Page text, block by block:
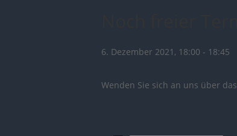
6. Dezember 2021, 18:00 - 18:45
Wenden Sie sich an uns über das